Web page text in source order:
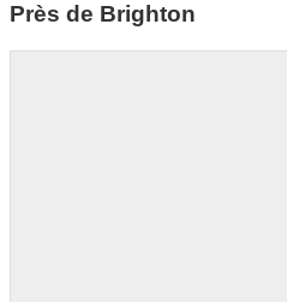
Près de Brighton